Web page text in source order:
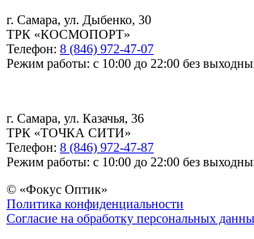
г. Самара, ул. Дыбенко, 30
ТРК «КОСМОПОРТ»
Телефон: 8 (846) 972-47-07
Режим работы: с 10:00 до 22:00 без
г. Самара, ул. Казачья, 36
ТРК «ТОЧКА СИТИ»
Телефон: 8 (846) 972-47-87
Режим работы: с 10:00 до 22:00 без
© «Фокус Оптик»
Политика конфиденциальности
Согласие на обработку персональных